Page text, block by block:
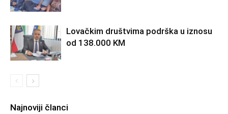
Lovačkim društvima podrška u iznosu
od 138.000 KM
Najnoviji članci